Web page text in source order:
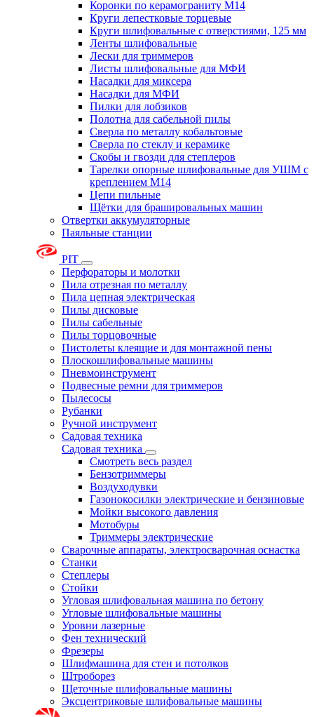
Коронки по керамограниту M14
Круги лепестковые торцевые
Круги шлифовальные с отверстиями, 125 мм
Ленты шлифовальные
Лески для триммеров
Листы шлифовальные для МФИ
Насадки для миксера
Насадки для МФИ
Пилки для лобзиков
Полотна для сабельной пилы
Сверла по металлу кобальтовые
Сверла по стеклу и керамике
Скобы и гвозди для степлеров
Тарелки опорные шлифовальные для УШМ с
креплением М14
Цепи пильные
Щётки для брашировальных машин
Отвертки аккумуляторные
Паяльные станции
PIT
Перфораторы и молотки
Пила отрезная по металлу
Пила цепная электрическая
Пилы дисковые
Пилы сабельные
Пилы торцовочные
Пистолеты клеящие и для монтажной пены
Плоскошлифовальные машины
Пневмоинструмент
Подвесные ремни для триммеров
Пылесосы
Рубанки
Ручной инструмент
Садовая техника
Садовая техника
Смотреть весь раздел
Бензотриммеры
Воздуходувки
Газонокосилки электрические и бензиновые
Мойки высокого давления
Мотобуры
Триммеры электрические
Сварочные аппараты, электросварочная оснастка
Станки
Степлеры
Стойки
Угловая шлифовальная машина по бетону
Угловые шлифовальные машины
Уровни лазерные
Фен технический
Фрезеры
Шлифмашина для стен и потолков
Штроборез
Щеточные шлифовальные машины
Эксцентриковые шлифовальные машины